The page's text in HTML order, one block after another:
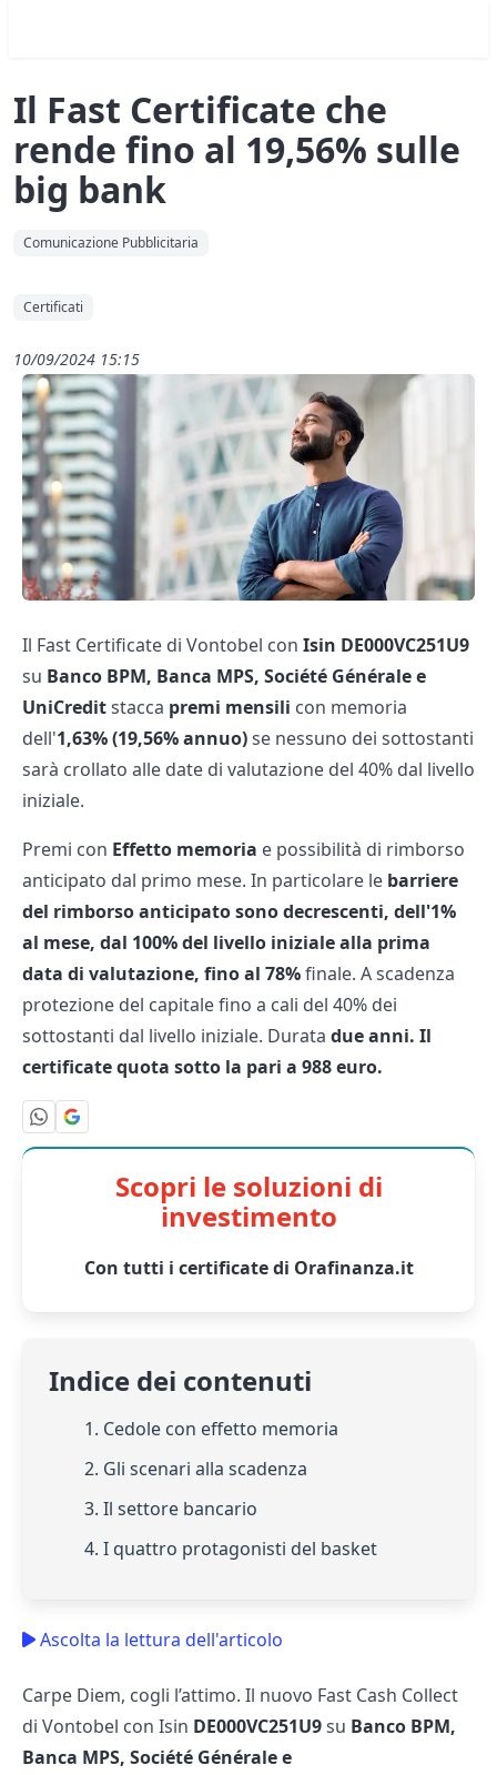
Il Fast Certificate che
rende fino al 19,56% sulle
big bank
Comunicazione Pubblicitaria
Certificati
10/09/2024 15:15
Il Fast Certificate di Vontobel con Isin DE000VC251U9
su Banco BPM, Banca MPS, Société Générale e
UniCreditstacca premi mensili con memoria
dell'1,63% (19,56% annuo)se nessuno dei sottostanti
sarà crollato alle date di valutazione del 40% dal livello
iniziale.
Premi con Effetto memoria e possibilità di rimborso
anticipato dal primo mese. In particolare le barriere
del rimborso anticipatosono decrescenti, dell'1%
al mese, dal 100%del livello iniziale alla prima
data di valutazione, fino al 78%finale. A scadenza
protezione del capitale fino a cali del 40% dei
sottostanti dal livello iniziale. Durata due anni. Il
certificate quota sotto la pari a 988 euro.
Scopri le soluzioni di
investimento
Con tutti i certificate di Orafinanza.it
Indice dei contenuti
1. Cedole con effetto memoria
2. Gli scenari alla scadenza
3. Il settore bancario
4. I quattro protagonisti del basket
Ascolta la lettura dell'articolo
Carpe Diem, cogli l’attimo. Il nuovo Fast Cash Collect
di Vontobel con Isin DE000VC251U9su Banco BPM,
Banca MPS, Société Générale e